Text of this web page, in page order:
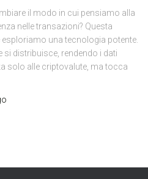
il modo in cui pensiamo alla
nelle transazioni? Questa
una tecnologia potente.
si distribuisce, rendendo i dati
solo alle criptovalute, ma tocca